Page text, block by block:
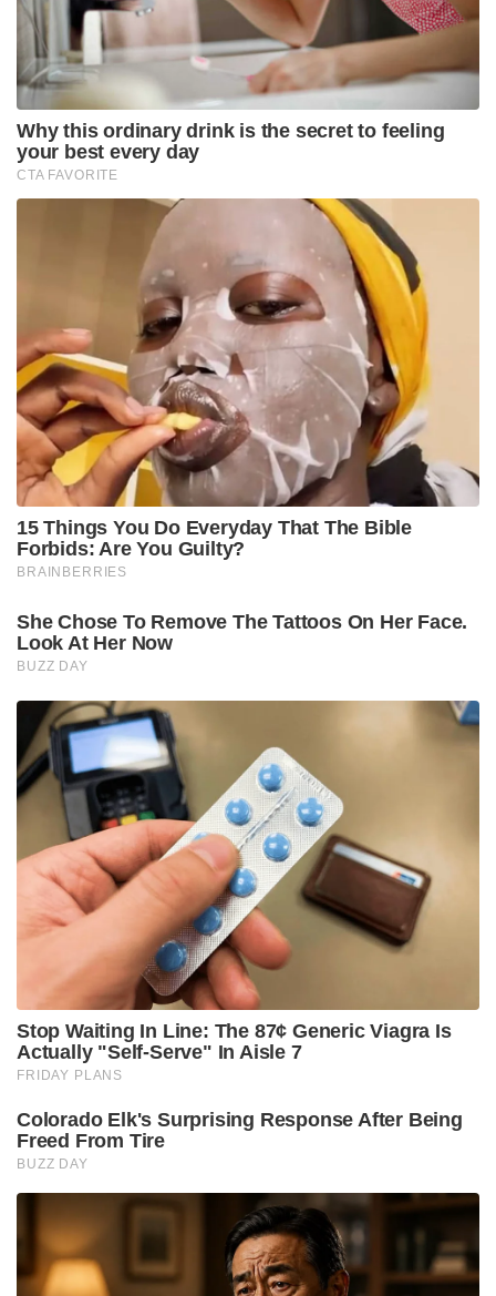
Why this ordinary drink is the secret to feeling
your best every day
CTA FAVORITE
15 Things You Do Everyday That The Bible
Forbids: Are You Guilty?
BRAINBERRIES
She Chose To Remove The Tattoos On Her Face.
Look At Her Now
BUZZ DAY
Stop Waiting In Line: The 87¢ Generic Viagra Is
Actually "Self-Serve" In Aisle 7
FRIDAY PLANS
Colorado Elk's Surprising Response After Being
Freed From Tire
BUZZ DAY